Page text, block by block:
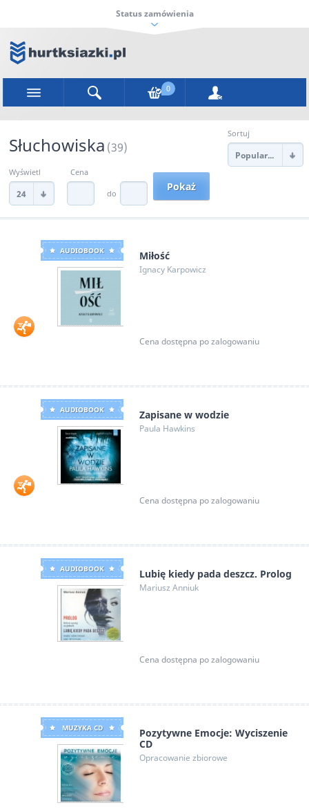
Status zamówienia
0
Słuchowiska (39)
Wyświetl
24
Sortuj
Popularności
Cena
do
AUDIOBOOK Miłość
Ignacy Karpowicz
Cena dostępna po zalogowaniu
AUDIOBOOK Zapisane w wodzie
Paula Hawkins
Cena dostępna po zalogowaniu
AUDIOBOOK Lubię kiedy pada deszcz. Prolog
Mariusz Anniuk
Cena dostępna po zalogowaniu
MUZYKA CD
Pozytywne Emocje: Wyciszenie
CD
Opracowanie zbiorowe